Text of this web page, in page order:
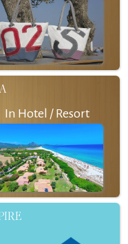
In Hotel / Resort